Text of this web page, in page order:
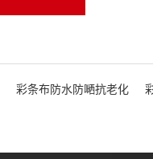
彩条布防水防嗮抗老化